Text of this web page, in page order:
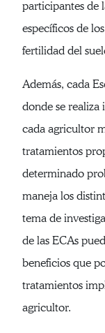
participantes de
específicos de
fertilidad del
Además, cada
donde se
cada agricultor
tratamientos
determinado
maneja los
tema de
de las ECAs
beneficios que
tratamientos
agricultor.